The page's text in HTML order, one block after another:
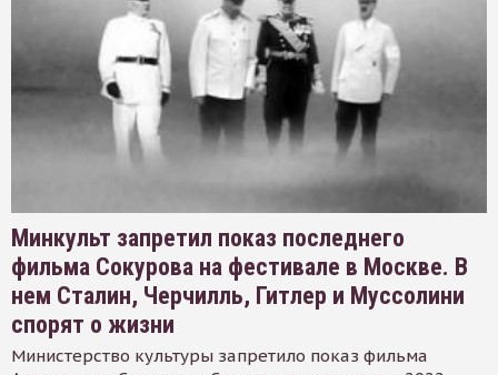
Минкульт запретил показ последнего
фильма Сокурова на фестивале в Москве. В
нем Сталин, Черчилль, Гитлер и Муссолини
спорят о жизни
Министерство культуры запретило показ фильма